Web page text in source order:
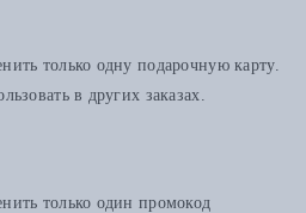
только одну подарочную карту.
в других заказах.
только один промокод